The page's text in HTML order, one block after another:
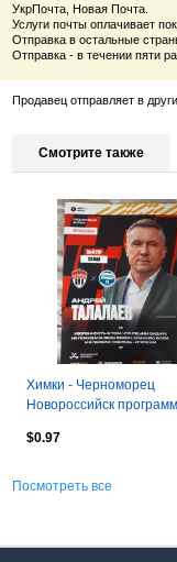
УкрПочта, Новая Почта.
Услуги почты оплачивает
Отправка в остальные
Отправка - в течении пяти
Продавец отправляет в
Смотрите также
Химки - Черноморец
Новороссийск
$0.97
Посмотреть все